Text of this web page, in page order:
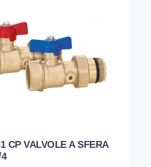
CP VALVOLE A SFERA